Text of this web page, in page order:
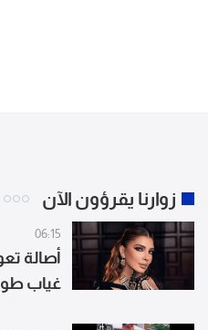
زوارنا يقرؤون الآن
06:15
أصالة
غياب